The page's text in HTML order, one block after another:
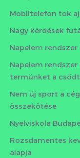
Mobiltelefon tok
Nagy kérdések
Napelem
Napelem
termünket a
Nem új sport a
összekötése
Nyelviskola
Rozsdamentes
alapja